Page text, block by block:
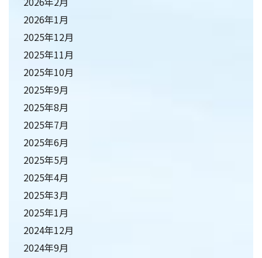
2026年1月
2025年12月
2025年11月
2025年10月
2025年9月
2025年8月
2025年7月
2025年6月
2025年5月
2025年4月
2025年3月
2025年1月
2024年12月
2024年9月